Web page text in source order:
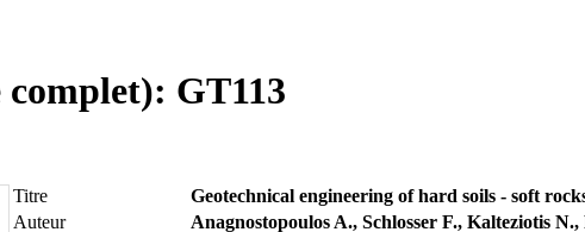
complet): GT113
Titre
Geotechnical engineering of hard soils - soft
Auteur
Anagnostopoulos A., Schlosser F., Kalteziotis